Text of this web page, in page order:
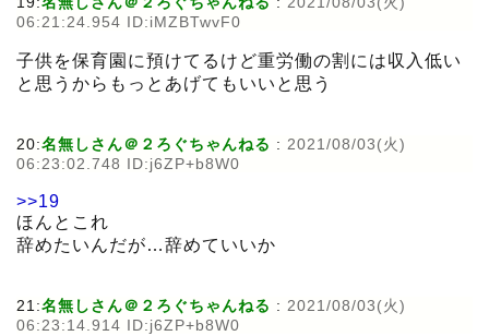
06:21:24.954 ID:iMZBTwvF0
子供を保育園に預けてるけど重労働の割には収入低い
と思うからもっとあげてもいいと思う
20:名無しさん＠２ろぐちゃんねる : 2021/08/03(火)
06:23:02.748 ID:j6ZP+b8W0
>>19
ほんとこれ
辞めたいんだが…辞めていいか
21:名無しさん＠２ろぐちゃんねる : 2021/08/03(火)
06:23:14.914 ID:j6ZP+b8W0